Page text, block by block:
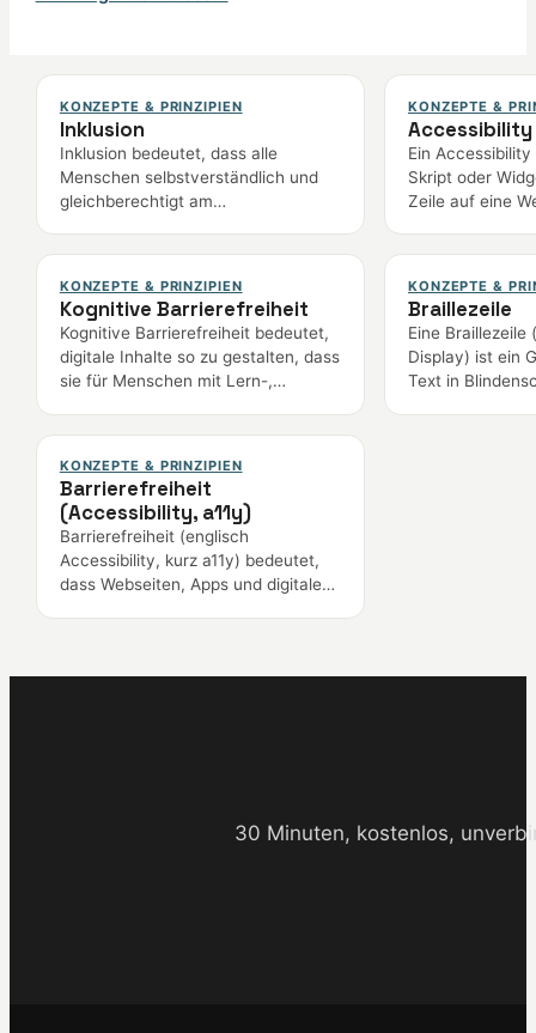
KONZEPTE & PRINZIPIEN
Inklusion
Inklusion bedeutet, dass alle
Menschen selbstverständlich und
gleichberechtigt am
Kontext heißt das: Angebote sind so
gestaltet, dass niemand wegen
einer Behinderung ausgeschlossen
wird. Barrierefreiheit ist ein
zentrales Mittel, um digitale
Inklusion umzusetzen.
KONZEPTE &
Accessibility
Ein
Skript oder
Zeile auf eine
umstritten: Sie
und können
sogar
Barrierefreiheit
Anpassungen
KONZEPTE & PRINZIPIEN
Kognitive Barrierefreiheit
Kognitive Barrierefreiheit bedeutet,
digitale Inhalte so zu gestalten, dass
sie für Menschen mit Lern-,
Klare Sprache, einfache Navigation,
vorhersehbare Abläufe und wenig
Ablenkung helfen dabei. Sie richtet
sich an Menschen mit kognitiven
Behinderungen, aber auch an viele
andere Nutzer.
KONZEPTE &
Braillezeile
Eine Braillezeile
Display) ist ein
Text in
KONZEPTE & PRINZIPIEN
Barrierefreiheit
(Accessibility, a11y)
Barrierefreiheit (englisch
Accessibility, kurz a11y) bedeutet,
dass Webseiten, Apps und digitale
sind wahrnehmbar, bedienbar,
30 Minuten, kostenlos,